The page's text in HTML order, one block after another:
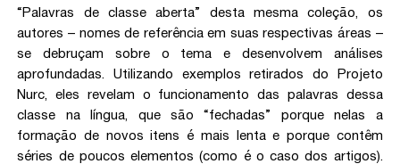
“Palavras de classe aberta” desta mesma coleção, os
autores – nomes de referência em suas respectivas áreas –
se debruçam sobre o tema e desenvolvem análises
aprofundadas. Utilizando exemplos retirados do Projeto
Nurc, eles revelam o funcionamento das palavras dessa
classe na língua, que são “fechadas” porque nelas a
formação de novos itens é mais lenta e porque contêm
séries de poucos elementos (como é o caso dos artigos).